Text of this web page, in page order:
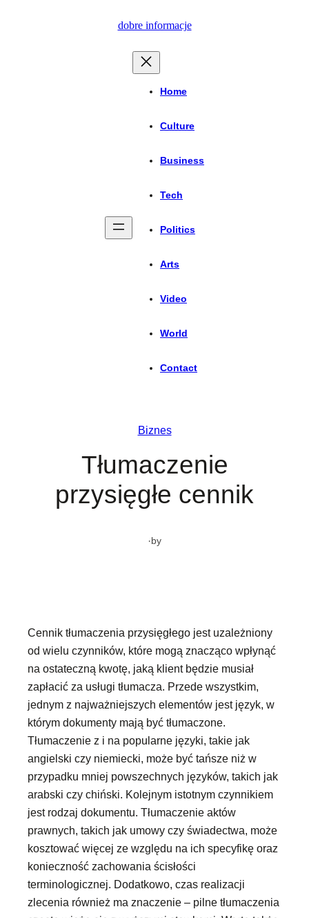
dobre informacje
Home
Culture
Business
Tech
Politics
Arts
Video
World
Contact
Biznes
Tłumaczenie
przysięgłe cennik
·by
Cennik tłumaczenia przysięgłego jest uzależniony
od wielu czynników, które mogą znacząco wpłynąć
na ostateczną kwotę, jaką klient będzie musiał
zapłacić za usługi tłumacza. Przede wszystkim,
jednym z najważniejszych elementów jest język, w
którym dokumenty mają być tłumaczone.
Tłumaczenie z i na popularne języki, takie jak
angielski czy niemiecki, może być tańsze niż w
przypadku mniej powszechnych języków, takich jak
arabski czy chiński. Kolejnym istotnym czynnikiem
jest rodzaj dokumentu. Tłumaczenie aktów
prawnych, takich jak umowy czy świadectwa, może
kosztować więcej ze względu na ich specyfikę oraz
konieczność zachowania ścisłości
terminologicznej. Dodatkowo, czas realizacji
zlecenia również ma znaczenie – pilne tłumaczenia